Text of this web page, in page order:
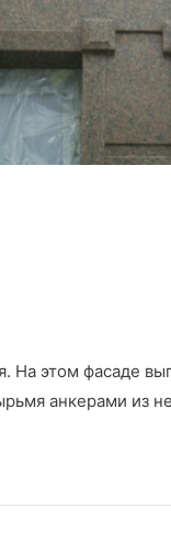
На этом фасаде
анкерами из